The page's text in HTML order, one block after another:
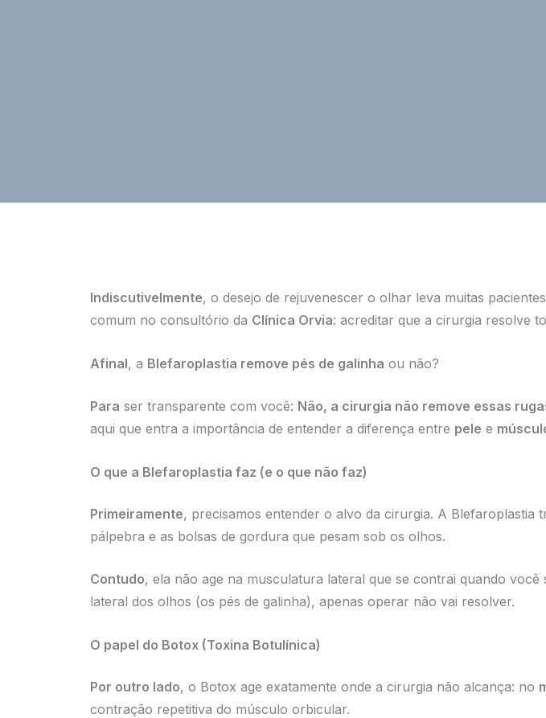
Indiscutivelmente, o desejo de rejuvenescer o olhar leva muitas
comum no consultório da Clínica Orvia: acreditar que a cirurgia resolve
Afinal, a Blefaroplastia remove pés de galinha ou não?
Para ser transparente com você: Não, a cirurgia não remove essas
aqui que entra a importância de entender a diferença entre pele e
O que a Blefaroplastia faz (e o que não faz)
Primeiramente, precisamos entender o alvo da cirurgia. A Blefaroplastia
pálpebra e as bolsas de gordura que pesam sob os olhos.
Contudo, ela não age na musculatura lateral que se contrai quando você
lateral dos olhos (os pés de galinha), apenas operar não vai resolver.
O papel do Botox (Toxina Botulínica)
Por outro lado, o Botox age exatamente onde a cirurgia não alcança: no
contração repetitiva do músculo orbicular.